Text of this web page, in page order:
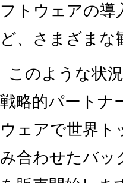
フトウェアの導
ど、さまざまな
このような状
戦略的パートナ
ウェアで世界ト
み合わせたバッ